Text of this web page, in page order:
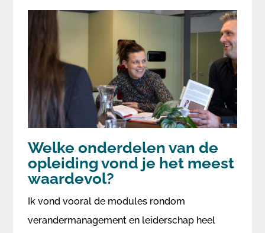
Welke onderdelen van de
opleiding vond je het meest
waardevol?
Ik vond vooral de modules rondom
verandermanagement en leiderschap heel